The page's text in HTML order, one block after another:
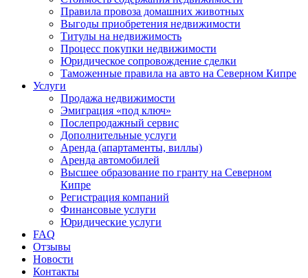
Правила провоза домашних животных
Выгоды приобретения недвижимости
Титулы на недвижимость
Процесс покупки недвижимости
Юридическое сопровождение сделки
Таможенные правила на авто на Северном Кипре
Услуги
Продажа недвижимости
Эмиграция «под ключ»
Послепродажный сервис
Дополнительные услуги
Аренда (апартаменты, виллы)
Аренда автомобилей
Высшее образование по гранту на Северном
Кипре
Регистрация компаний
Финансовые услуги
Юридические услуги
FAQ
Отзывы
Новости
Контакты